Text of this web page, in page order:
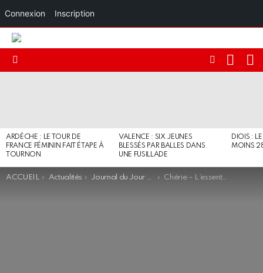
FOLLOW
ARDÈCHE : LE TOUR DE
FRANCE FÉMININ FAIT ÉTAPE À
TOURNON
VALENCE : SIX JEUNES
BLESSÉS PAR BALLES DANS
UNE FUSILLADE
DIOIS :
MOINS
You are here:
ACCUEIL Actualités Journal du Jour - Flash Chérie – L’essentiel de l’actualité (94.0)
Connexion Inscription